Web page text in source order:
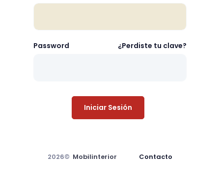
Password ¿Perdiste tu clave?
Iniciar Sesión
2026© Mobilinterior Contacto